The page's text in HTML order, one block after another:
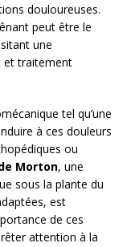
douloureuses.
peut être le
une
et traitement
tel qu’une
à ces douleurs
ou
Morton, une
sous la plante du
est
de ces
attention à la